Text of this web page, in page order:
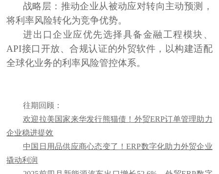
战略层： 推动企业从被动应对转向主动预测，
将利率风险转化为竞争优势。
进出口企业应优先选择具备金融工程模块、
API接口开放、合规认证的外贸软件，以构建适配
全球化业务的利率风险管控体系。
往期回顾：
欢迎拉美国家来华发行熊猫债！外贸ERP订单管理助力
企业稳进提效
中国日用品供应商心态变了！ERP数字化助力外贸企业
撬动利润